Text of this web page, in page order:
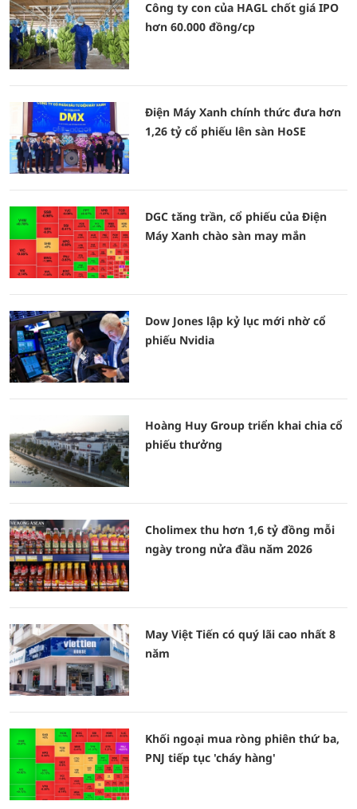
Công ty con của HAGL chốt giá IPO
hơn 60.000 đồng/cp
Điện Máy Xanh chính thức đưa hơn
1,26 tỷ cổ phiếu lên sàn HoSE
DGC tăng trần, cổ phiếu của Điện
Máy Xanh chào sàn may mắn
Dow Jones lập kỷ lục mới nhờ cổ
phiếu Nvidia
Hoàng Huy Group triển khai chia cổ
phiếu thưởng
Cholimex thu hơn 1,6 tỷ đồng mỗi
ngày trong nửa đầu năm 2026
May Việt Tiến có quý lãi cao nhất 8
năm
Khối ngoại mua ròng phiên thứ ba,
PNJ tiếp tục 'cháy hàng'